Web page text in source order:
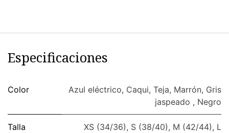
Especificaciones
Color Azul eléctrico, Caqui, Teja, Marrón, Gris
jaspeado , Negro
Talla XS (34/36), S (38/40), M (42/44), L